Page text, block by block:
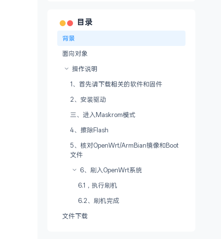
目录
背景
面向对象
操作说明
1、首先请下载相关的软件和固件
2、安装驱动
三、进入Maskrom模式
4、擦除Flash
5、核对OpenWrt/ArmBian镜像和Boot
文件
6、刷入OpenWrt系统
6.1，执行刷机
6.2、刷机完成
文件下载